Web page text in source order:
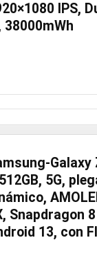
IPS,
38000mWh
Galaxy
5G,
Snapdragon 8
13, con